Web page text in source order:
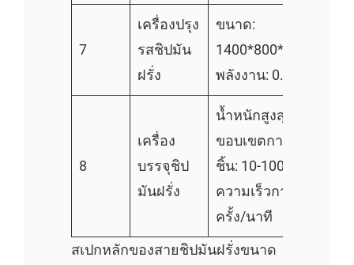
7
เครื่องปรุง
รสชิปมัน
ฝรั่ง
ขนาด:
1400*800*1550มม.
พลังงาน: 0.75kW
8
เครื่อง
บรรจุชิป
มันฝรั่ง
น้ำหนักสูงสุด: 1000g
ขอบเขตการชั่งต่อ
ชิ้น: 10-1000 g
ความเร็วกานชั่ง: 60
ครั้ง/นาที
สเปกหลักของสายชิปมันฝรั่งขนาด